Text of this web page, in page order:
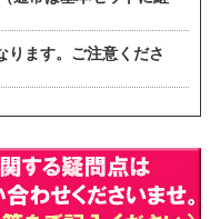
ます。ご注意くださ